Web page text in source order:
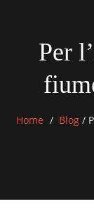
Per
Home Blog /